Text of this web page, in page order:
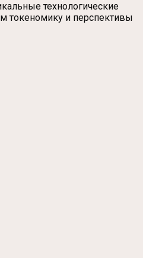
технологические
токеномику и перспективы